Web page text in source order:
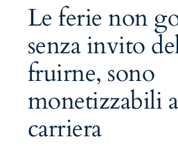
Le ferie non
senza invito
fruirne, sono
monetizzabili
carriera